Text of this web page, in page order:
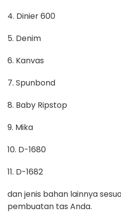
4. Dinier 600
5. Denim
6. Kanvas
7. Spunbond
8. Baby Ripstop
9. Mika
10. D-1680
11. D-1682
dan jenis bahan lainnya
pembuatan tas Anda.